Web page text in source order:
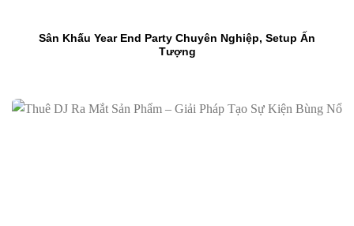
Sân Khấu Year End Party Chuyên Nghiệp, Setup Ấn
Tượng